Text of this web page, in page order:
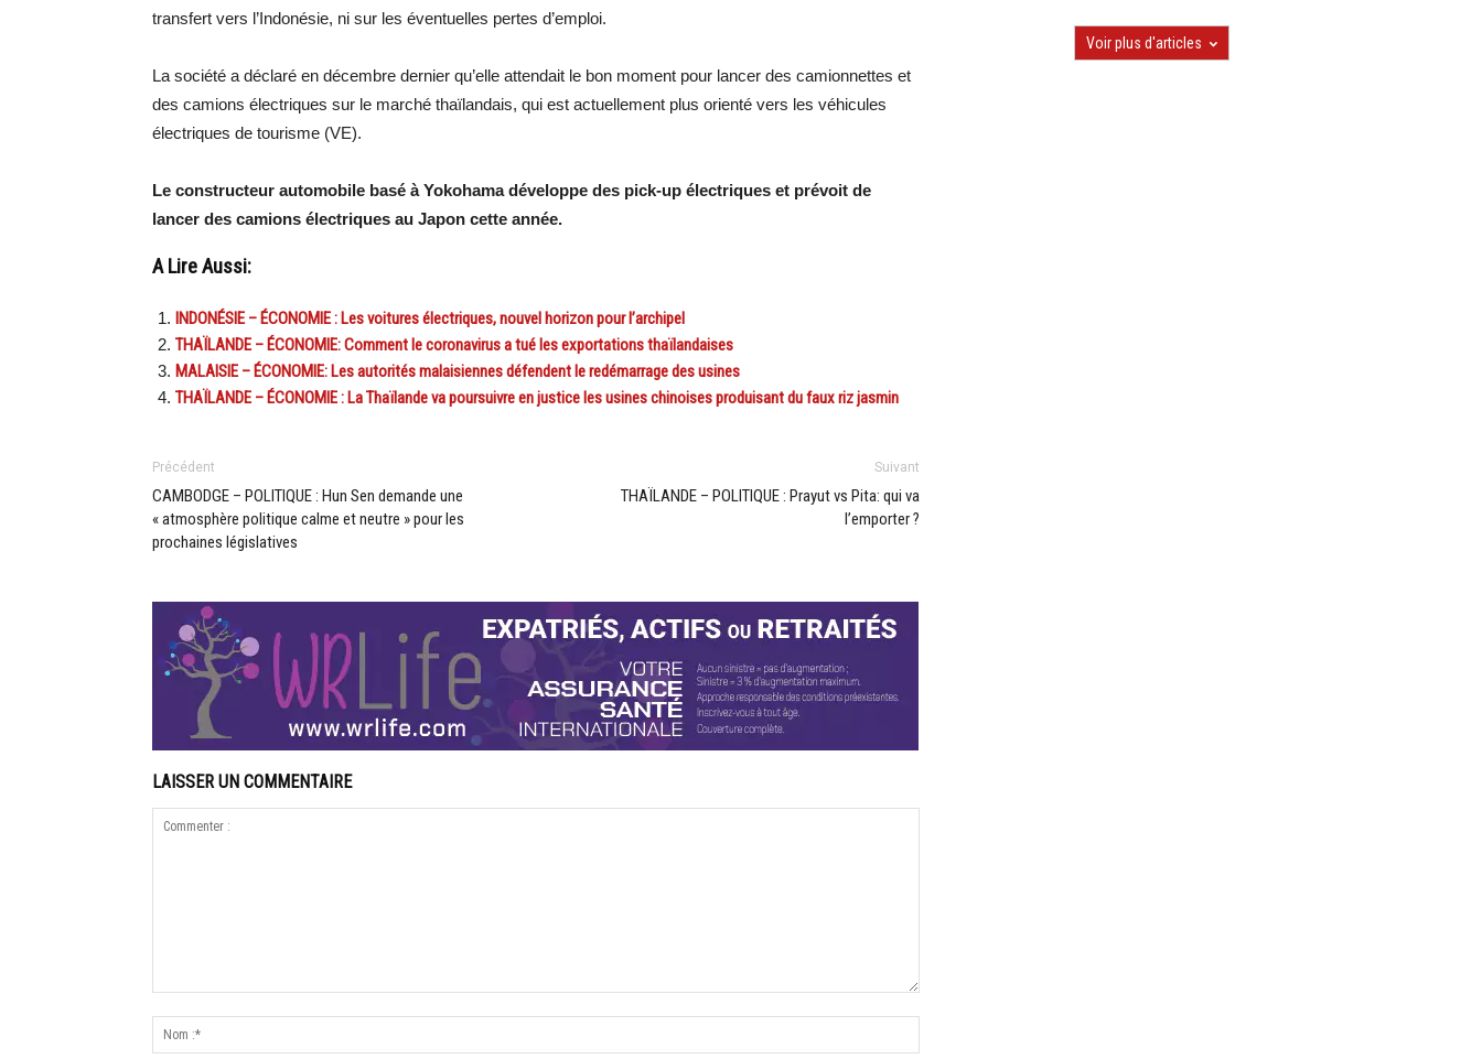
transfert vers l’Indonésie, ni sur les éventuelles pertes d’emploi.
La société a déclaré en décembre dernier qu’elle attendait le bon moment pour lancer des camionnettes et
des camions électriques sur le marché thaïlandais, qui est actuellement plus orienté vers les véhicules
électriques de tourisme (VE).
Le constructeur automobile basé à Yokohama développe des pick-up électriques et prévoit de
lancer des camions électriques au Japon cette année.
A Lire Aussi:
INDONÉSIE – ÉCONOMIE : Les voitures électriques, nouvel horizon pour l’archipel
THAÏLANDE – ÉCONOMIE: Comment le coronavirus a tué les exportations thaïlandaises
MALAISIE – ÉCONOMIE: Les autorités malaisiennes défendent le redémarrage des usines
THAÏLANDE – ÉCONOMIE : La Thaïlande va poursuivre en justice les usines chinoises produisant du faux riz jasmin
Précédent
CAMBODGE – POLITIQUE : Hun Sen demande une
« atmosphère politique calme et neutre » pour les
prochaines législatives
Suivant
THAÏLANDE – POLITIQUE : Prayut vs Pita: qui va
l’emporter ?
LAISSER UN COMMENTAIRE
Voir plus d'articles